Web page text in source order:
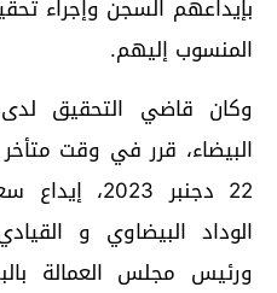
بإيداعهم السجن وإجراء
المنسوب إليهم.
وكان قاضي التحقيق لدى
البيضاء، قرر في وقت
22 دجنبر
الوداد البيضاوي و
ورئيس مجلس العمالة